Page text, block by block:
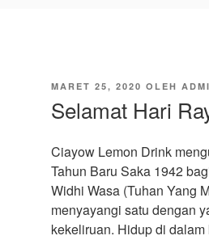
DIPOSKAN
MARET 25, 2020 OLEH
Selamat Hari
Ciayow Lemon Drink
Tahun Baru Saka 1942
Widhi Wasa (Tuhan Yang
menyayangi satu dengan
kekeliruan. Hidup di